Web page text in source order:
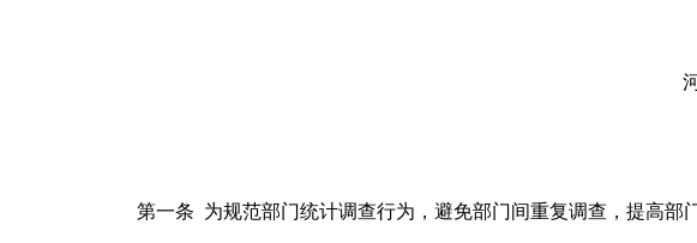
第一条 为规范部门统计调查行为，避免部门间重复调查，提高